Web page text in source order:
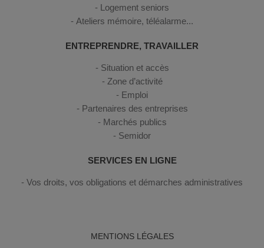
Logement seniors
Ateliers mémoire, téléalarme...
ENTREPRENDRE, TRAVAILLER
Situation et accès
Zone d’activité
Emploi
Partenaires des entreprises
Marchés publics
Semidor
SERVICES EN LIGNE
Vos droits, vos obligations et démarches administratives
MENTIONS LÉGALES